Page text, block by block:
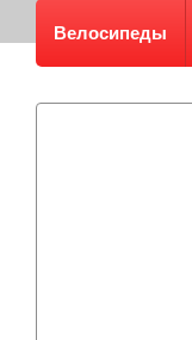
Велосипеды